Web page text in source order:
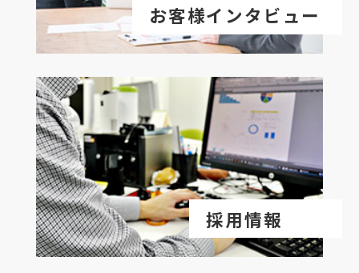
お客様インタビュー
採用情報